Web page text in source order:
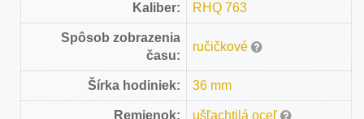
Kaliber: RHQ 763
Spôsob zobrazenia
času:
ručičkové
Šírka hodiniek: 36 mm
Remienok: ušľachtilá oceľ